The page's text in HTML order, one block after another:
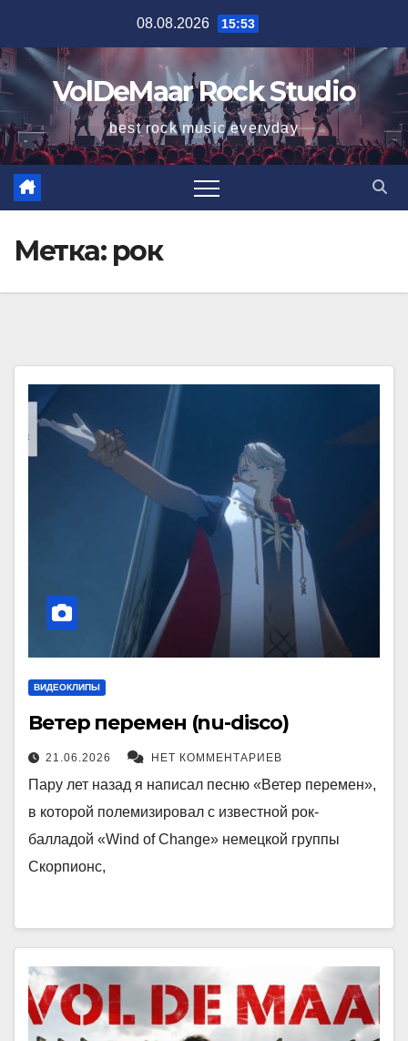
содержимому
08.08.2026 15:53
VolDeMaar Rock Studio
best rock music everyday
Метка: рок
ВИДЕОКЛИПЫ
Ветер перемен (nu-disco)
21.06.2026 НЕТ КОММЕНТАРИЕВ
Пару лет назад я написал песню «Ветер перемен»,
в которой полемизировал с известной рок-
балладой «Wind of Change» немецкой группы
Скорпионс,